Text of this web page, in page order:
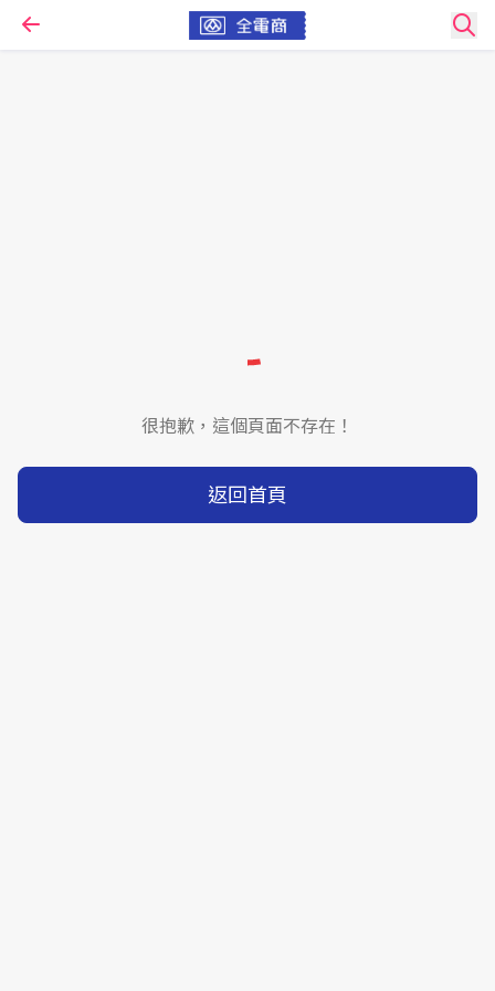
很抱歉，這個頁面不存在！
返回首頁